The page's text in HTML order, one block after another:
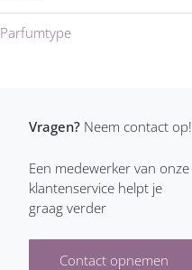
Benetton heren
Boucheron heren
Brioni heren
Bruno Banani heren
Burberry heren
Parfumtype
Vragen? Neem contact op!
Een medewerker van onze
klantenservice helpt je
graag verder
Contact opnemen